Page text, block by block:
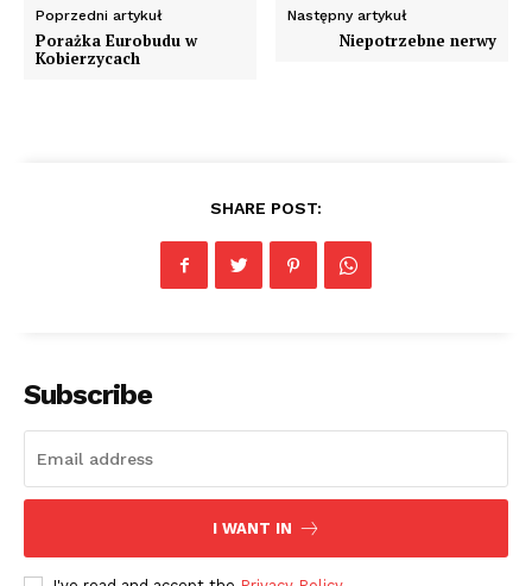
Poprzedni artykuł
Porażka Eurobudu w
Kobierzycach
Następny artykuł
Niepotrzebne nerwy
SHARE POST:
Subscribe
I WANT IN